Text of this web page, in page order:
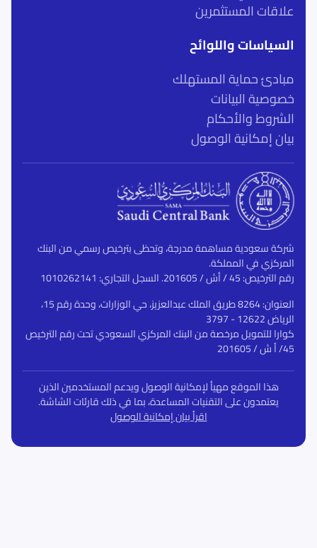
علاقات المستثمرين
السياسات واللوائح
مبادئ حماية المستهلك
خصوصية البيانات
الشروط والأحكام
بيان إمكانية الوصول
شركة سعودية مساهمة مدرجة، وتحظى بترخيص رسمي من البنك
المركزي في المملكة.
رقم الترخيص: 45 / أش / 201605. السجل التجاري: 1010262141
العنوان: 8264 طريق الملك عبدالعزيز، حي الوزارات، وحدة رقم 15،
الرياض 12622 - 3797
كوارا للتمويل مرخصة من البنك المركزي السعودي تحت رقم الترخيص
45/ أ ش / 201605
هذا الموقع مهيأ لإمكانية الوصول ويدعم المستخدمين الذين
يعتمدون على التقنيات المساعدة، بما في ذلك قارئات الشاشة.
اقرأ بيان إمكانية الوصول